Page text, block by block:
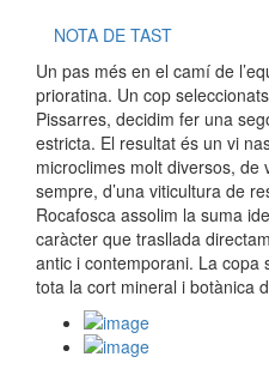
NOTA DE TAST
Un pas més en el camí de
prioratina. Un cop
Pissarres, decidim fer una
estricta. El resultat és un vi
microclimes molt diversos, de
sempre, d’una viticultura de
Rocafosca assolim la suma
caràcter que trasllada
antic i contemporani. La copa
tota la cort mineral i botànica